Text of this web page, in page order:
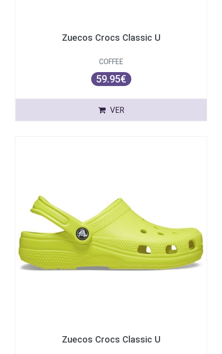
Zuecos Crocs Classic U
COFFEE
59.95€
VER
Zuecos Crocs Classic U